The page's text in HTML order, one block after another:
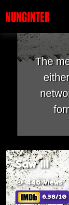
The
Saw III
446 Views
6.38/10